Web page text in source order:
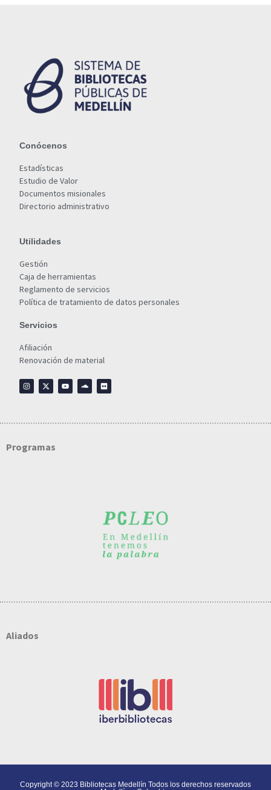
Conócenos
Estadísticas
Estudio de Valor
Documentos misionales
Directorio administrativo
Utilidades
Gestión
Caja de herramientas
Reglamento de servicios
Política de tratamiento de datos personales
Servicios
Afiliación
Renovación de material
Programas
Aliados
Copyright © 2023 Bibliotecas Medellín Todos los derechos reservados